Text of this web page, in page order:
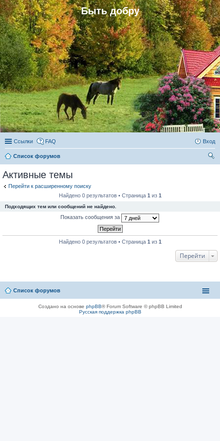
Быть добру
Ссылки FAQ Вход
Список форумов
Активные темы
Перейти к расширенному поиску
Найдено 0 результатов • Страница 1 из 1
Подходящих тем или сообщений не найдено.
Показать сообщения за
Найдено 0 результатов • Страница 1 из 1
Перейти
Список форумов
Создано на основе phpBB® Forum Software © phpBB Limited
Русская поддержка phpBB